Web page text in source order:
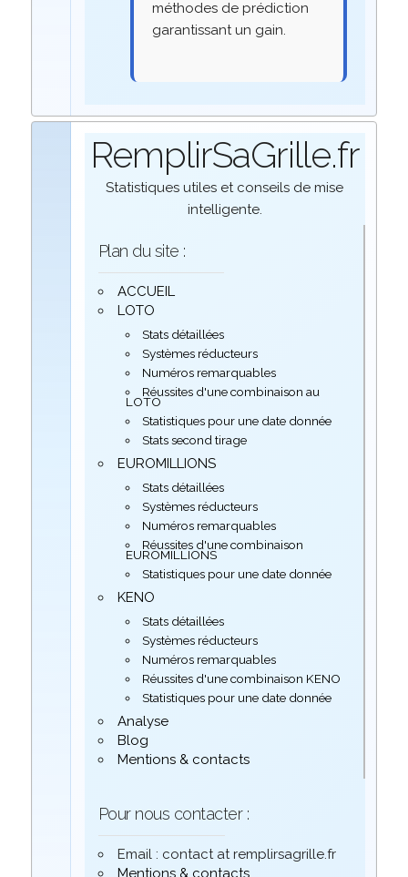
méthodes de prédiction
garantissant un gain.
RemplirSaGrille.fr
Statistiques utiles et conseils de mise
intelligente.
Plan du site :
ACCUEIL
LOTO
Stats détaillées
Systèmes réducteurs
Numéros remarquables
Réussites d'une combinaison au
LOTO
Statistiques pour une date donnée
Stats second tirage
EUROMILLIONS
Stats détaillées
Systèmes réducteurs
Numéros remarquables
Réussites d'une combinaison
EUROMILLIONS
Statistiques pour une date donnée
KENO
Stats détaillées
Systèmes réducteurs
Numéros remarquables
Réussites d'une combinaison KENO
Statistiques pour une date donnée
Analyse
Blog
Mentions & contacts
Pour nous contacter :
Email : contact at remplirsagrille.fr
Mentions & contacts